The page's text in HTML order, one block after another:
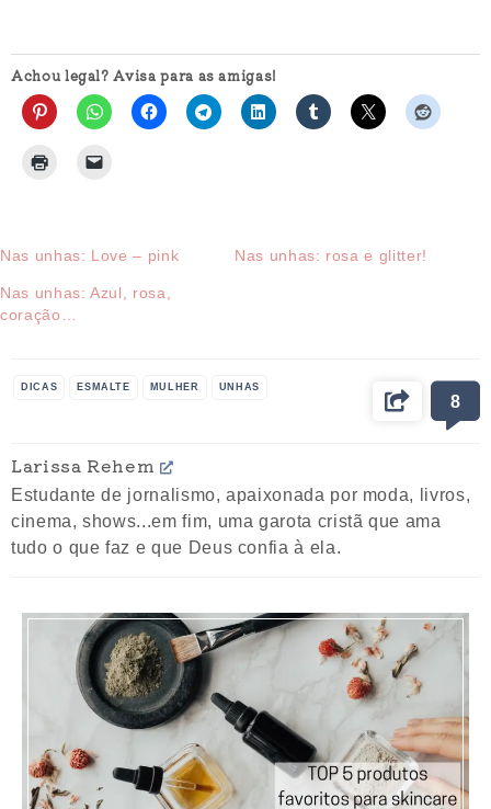
Achou legal? Avisa para as amigas!
Nas unhas: Love – pink Nas unhas: rosa e glitter!
Nas unhas: Azul, rosa,
coração…
DICAS ESMALTE MULHER UNHAS
8
Larissa Rehem
Estudante de jornalismo, apaixonada por moda, livros,
cinema, shows...em fim, uma garota cristã que ama
tudo o que faz e que Deus confia à ela.